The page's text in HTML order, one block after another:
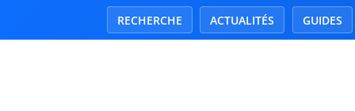
RECHERCHE ACTUALITÉS GUIDES